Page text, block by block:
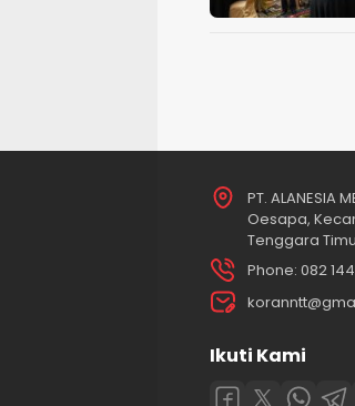
PT. ALANESIA
Oesapa,
Tenggara
Phone: 082
Ikuti Kami